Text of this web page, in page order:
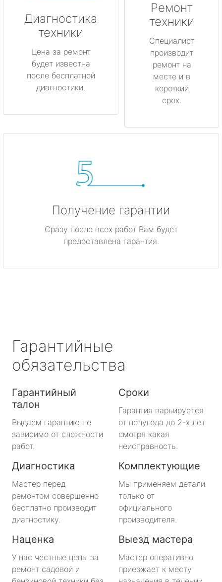
Диагностика
техники
Цена за ремонт
будет известна
после бесплатной
диагностики.
Ремонт
техники
Специалист
производит
ремонт на
месте и в
короткий
срок.
Получение гарантии
Сразу после всех работ Вам будет
предоставлена гарантия.
Гарантийные
обязательства
Гарантийный
талон
Выдаем гарантию не
зависимо от сложности
работ.
Сроки
Гарантия варьируется
от полугода до 2-х лет
смотря какая
неисправность.
Диагностика
Мастер перед
ремонтом совершенно
бесплатно производит
диагностику.
Комплектующие
Мы применяем детали
только от
официального
производителя.
Наценка
У нас честные цены за
ремонт садовой и
Выезд мастера
Мастер оперативно
приезжает к месту